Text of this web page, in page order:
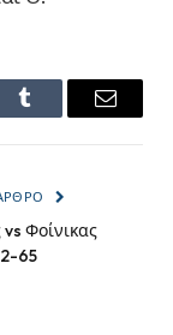
Tumblr Email
vs Φοίνικας
65